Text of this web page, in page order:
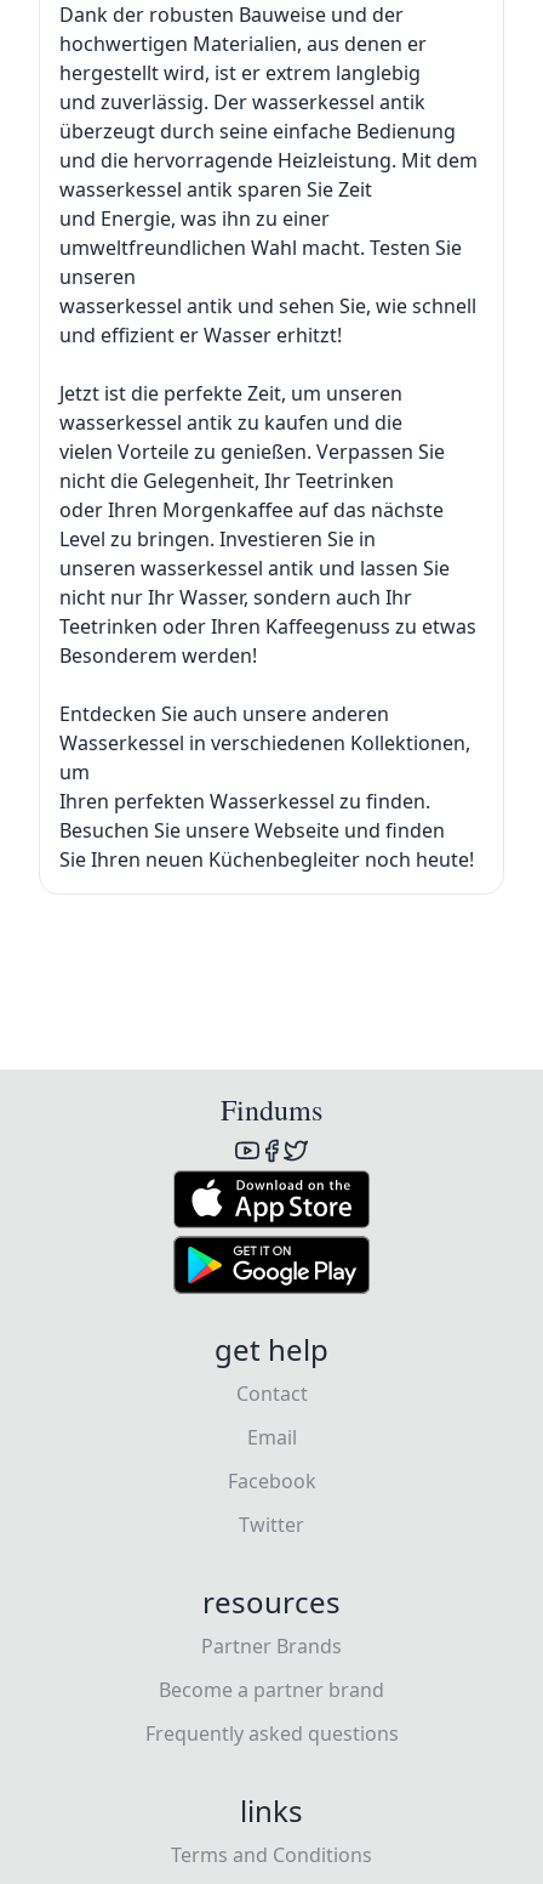
Dank der robusten Bauweise und der
hochwertigen Materialien, aus denen er
hergestellt wird, ist er extrem langlebig
und zuverlässig. Der wasserkessel antik
überzeugt durch seine einfache Bedienung
und die hervorragende Heizleistung. Mit dem
wasserkessel antik sparen Sie Zeit
und Energie, was ihn zu einer
umweltfreundlichen Wahl macht. Testen Sie
unseren
wasserkessel antik und sehen Sie, wie schnell
und effizient er Wasser erhitzt!
Jetzt ist die perfekte Zeit, um unseren
wasserkessel antik zu kaufen und die
vielen Vorteile zu genießen. Verpassen Sie
nicht die Gelegenheit, Ihr Teetrinken
oder Ihren Morgenkaffee auf das nächste
Level zu bringen. Investieren Sie in
unseren wasserkessel antik und lassen Sie
nicht nur Ihr Wasser, sondern auch Ihr
Teetrinken oder Ihren Kaffeegenuss zu etwas
Besonderem werden!
Entdecken Sie auch unsere anderen
Wasserkessel in verschiedenen Kollektionen,
um
Ihren perfekten Wasserkessel zu finden.
Besuchen Sie unsere Webseite und finden
Sie Ihren neuen Küchenbegleiter noch heute!
Findums
get help
Contact
Email
Facebook
Twitter
resources
Partner Brands
Become a partner brand
Frequently asked questions
links
Terms and Conditions